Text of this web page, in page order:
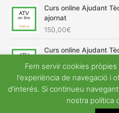
Curs online Ajudant
ajornat
150,00€
Curs online Ajudant
600,00
E
l
p
r
540,00 €E
l
p
r
e
Fem servir cookies
l'experiència de navegació i
d'interés. Si continueu
nostra política